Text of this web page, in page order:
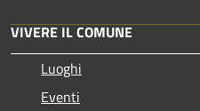
VIVERE IL COMUNE
Luoghi
Eventi